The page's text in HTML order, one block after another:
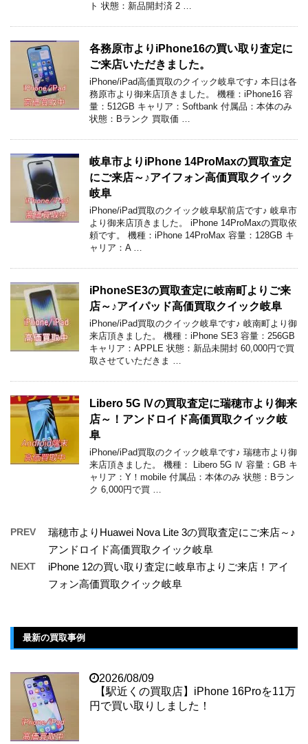
ト 状態：新品開封済 2 …
各務原市よりiPhone16の買い取り査定に
ご来店いただきました。
iPhone/iPad高価買取のクイック岐阜です♪ 本日は各
務原市より御来店頂きました。 機種：iPhone16 容
量：512GB キャリア：Softbank 付属品：本体のみ
状態：Bランク 買取価 …
岐阜市よりiPhone 14ProMaxの買取査定
にご来店～♪アイフォン高価買取クイック
岐阜
iPhone/iPad買取のクイック岐阜駅前店です♪ 岐阜市
より御来店頂きました。 iPhone 14ProMaxの買取依
頼です。 機種：iPhone 14ProMax 容量：128GB キ
ャリア：A …
iPhoneSE3の買取査定に岐南町よりご来
店～♪アイパッド高価買取クイック岐阜
iPhone/iPad買取のクイック岐阜です♪ 岐南町より御
来店頂きました。 機種：iPhone SE3 容量：256GB
キャリア：APPLE 状態：新品未開封 60,000円で買
取させていただきま …
Libero 5G Ⅳの買取査定に瑞穂市より御来
店～！アンドロイド高価買取クイック岐
阜
iPhone/iPad買取のクイック岐阜です♪ 瑞穂市より御
来店頂きました。 機種： Libero 5G Ⅳ 容量：GB キ
ャリア：Y！mobile 付属品：本体のみ 状態：Bラン
ク 6,000円で買 …
PREV
瑞穂市よりHuawei Nova Lite 3の買取査定にご来店～♪
アンドロイド高価買取クイック岐阜
NEXT
iPhone 12の買い取り査定に岐阜市よりご来店！アイ
フォン高価買取クイック岐阜
最新の買取事例
2026/08/09
【駅近くの買取店】iPhone 16Proを11万
円で買い取りしました！